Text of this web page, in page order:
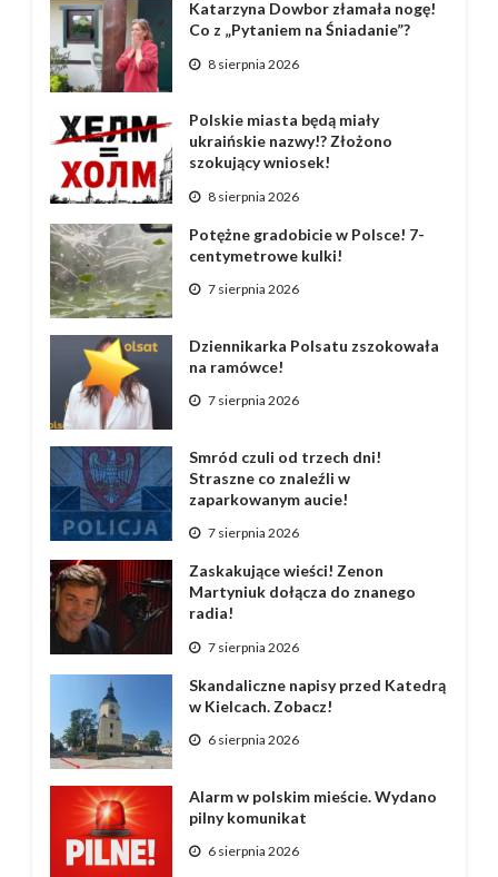
Katarzyna Dowbor złamała nogę!
Co z „Pytaniem na Śniadanie”?
8 sierpnia 2026
Polskie miasta będą miały
ukraińskie nazwy!? Złożono
szokujący wniosek!
8 sierpnia 2026
Potężne gradobicie w Polsce! 7-
centymetrowe kulki!
7 sierpnia 2026
Dziennikarka Polsatu zszokowała
na ramówce!
7 sierpnia 2026
Smród czuli od trzech dni!
Straszne co znaleźli w
zaparkowanym aucie!
7 sierpnia 2026
Zaskakujące wieści! Zenon
Martyniuk dołącza do znanego
radia!
7 sierpnia 2026
Skandaliczne napisy przed Katedrą
w Kielcach. Zobacz!
6 sierpnia 2026
Alarm w polskim mieście. Wydano
pilny komunikat
6 sierpnia 2026